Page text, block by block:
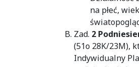
na płeć,
Zad. 2
(51o 28K/23M),
Indywidualny